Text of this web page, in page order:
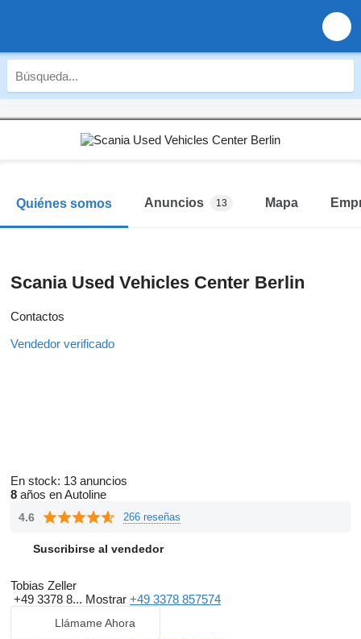
Quiénes somos Anuncios 13 Mapa
Scania Used Vehicles Center Berlin
Contactos
Vendedor verificado
En stock: 13 anuncios
8 años en Autoline
4.6 266 reseñas
Suscribirse al vendedor
Tobias Zeller
+49 3378 8... Mostrar +49 3378 857574
Llámame Ahora